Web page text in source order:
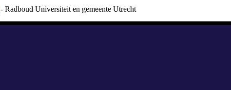
- Radboud Universiteit en gemeente Utrecht